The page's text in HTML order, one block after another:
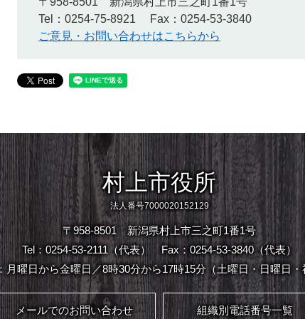
Tel：0254-75-8921
Fax：0254-53-3840
ご意見・お問い合わせはこちらから
村上市役所
法人番号7000020152129
〒958-8501 新潟県村上市三之町1番1号
Tel：0254-53-2111（代表）
Fax：0254-53-3840（代表）
月曜日から金曜日／8時30分から17時15分（土曜日・日曜日・
メールでのお問い合わせ 組織別電話番号一覧